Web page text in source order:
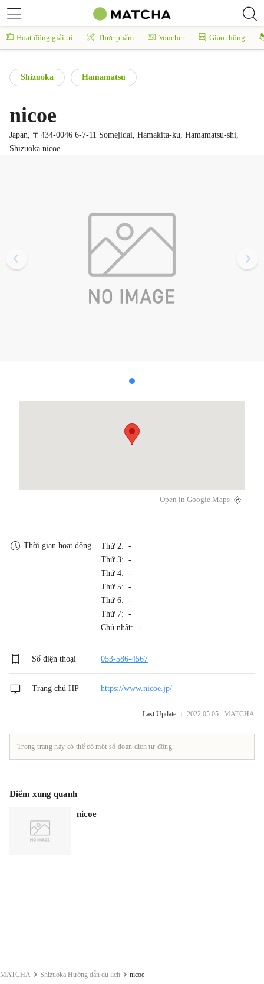
Hoạt động giải trí Thực phẩm Voucher Giao thông
Shizuoka Hamamatsu
nicoe
Japan, 〒434-0046 6-7-11 Somejidai, Hamakita-ku, Hamamatsu-shi,
Shizuoka nicoe
Open in Google Maps
Thời gian hoạt động
Thứ 2: -
Thứ 3: -
Thứ 4: -
Thứ 5: -
Thứ 6: -
Thứ 7: -
Chủ nhật: -
Số điện thoại 053-586-4567
Trang chủ HP https://www.nicoe.jp/
Last Update ： 2022.05.05 MATCHA
Trong trang này có thể có một số đoạn dịch tự động.
Điểm xung quanh
nicoe
MATCHA Shizuoka Hướng dẫn du lịch nicoe